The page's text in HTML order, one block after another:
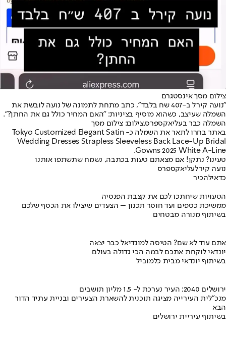
צילום מסך אינסטגרם
"נועה קירל ב-407 שח בלבד", כתב מתחת לתמונה של נועה לובשת את
השמלה שעיצב, כשהוא מוסיף בציניות: "האם המחיר כולל גם את החתן?".
השמלה כבר בעליאקספרס,צילום: צילום מסך
באתר בחרו לתאר את השמלה כ- Tokyo Customized Elegant Satin
Wedding Dresses Strapless Sleeveless Back Lace-Up Bridal
Gowns 2025 White A-Line.
טעינו? נתקן! אם מצאתם טעות בכתבה, נשמח שתשתפו אותנו
נועה קירלעליאקספרס
כדאילהכיר
הטעויות שיחתכו לכם את קצבת הפנסיה
ממשיכת כספים ועד חוסר תכנון – הצעדים שיצילו את הכסף שלכם
בשיתוף מנורה מבטחים
אתם עוד לא שם? הטיסה למונדיאל כבר יצאה
יונדאי לוקחת אתכם לבמה הכי גדולה בעולם
בשיתוף יונדאי מבית כלמוביל
ירושלים 2040: העיר נערכת ל- 1.5 מליון תושבים
מנכ"לית העירייה מציגה תוכנית להשארת הצעירים ובניית עתיד הדור
הבא
בשיתוף עיריית ירושלים